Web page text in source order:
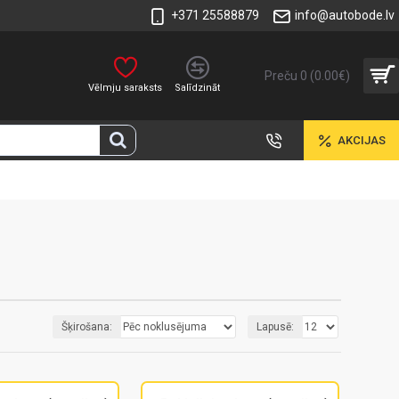
+371 25588879 info@autobode.lv
Vēlmju saraksts Salīdzināt
Preču 0 (0.00€)
AKCIJAS
Šķirošana: Lapusē: